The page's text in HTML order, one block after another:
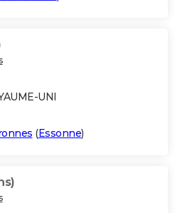
UNI
(Essonne)